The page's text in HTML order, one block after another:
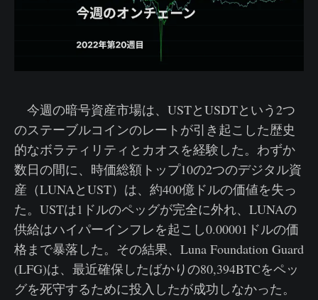
今週の暗号資産市場は、USTとUSDTという2つ
のステーブルコインのレートが引き起こした歴史
的なボラティリティとカオスを経験した。わずか
数日の間に、時価総額トップ10の2つのデジタル資
産（LUNAとUST）は、約400億ドルの価値を失っ
た。USTは1ドルのペッグが完全に外れ、LUNAの
供給はハイパーインフレを起こし0.00001ドルの価
格まで暴落した。その結果、Luna Foundation Guard
(LFG)は、最近確保したばかりの80,394BTCをペッ
グを死守するために投入したが成功しなかった。